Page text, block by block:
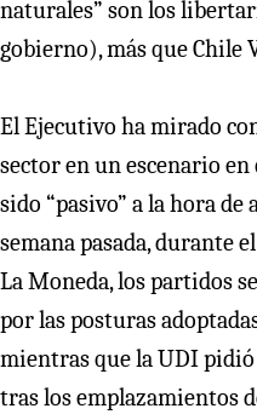
naturales” son los
gobierno), más que Chile
El Ejecutivo ha mirado
sector en un escenario en
sido “pasivo” a la hora
semana pasada, durante
La Moneda, los partidos
por las posturas
mientras que la UDI
tras los emplazamientos